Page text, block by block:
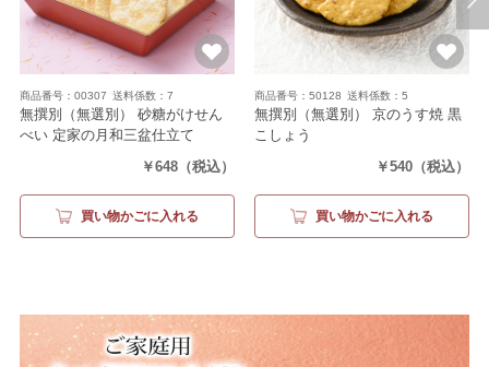
商品番号：00307 送料係数：7
無撰別（無選別） 砂糖がけせん
べい 定家の月和三盆仕立て
￥648 （税込）
買い物かごに入れる
商品番号：50128 送料係数：5
無撰別（無選別） 京のうす焼 黒
こしょう
￥540 （税込）
買い物かごに入れる